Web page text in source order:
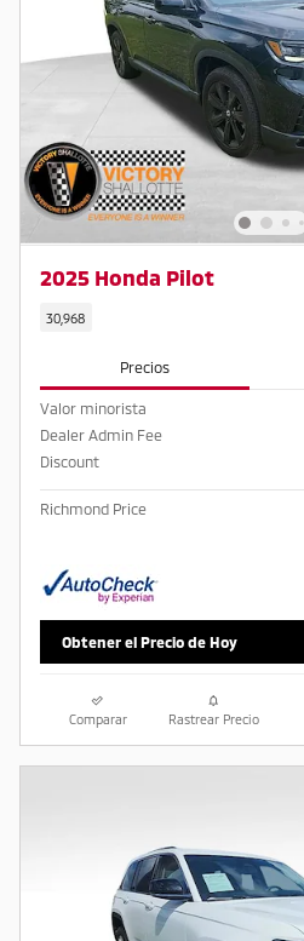
2025 Honda Pilot
30,968
Precios
Valor minorista
Dealer Admin Fee
Discount
Richmond Price
Obtener el Precio de Hoy
Comparar Rastrear Precio